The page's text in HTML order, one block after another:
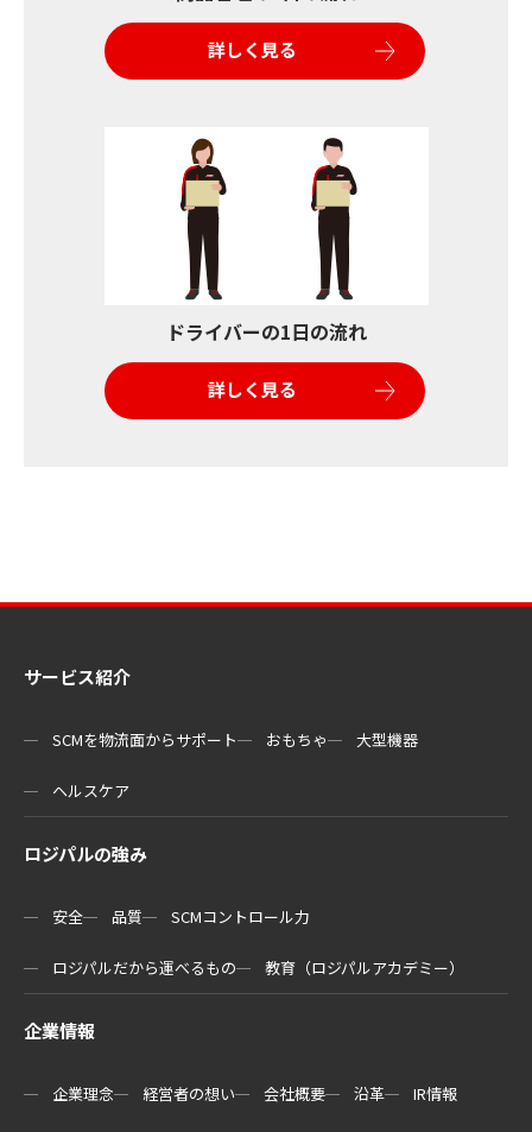
詳しく見る
ドライバーの1日の流れ
詳しく見る
サービス紹介
SCMを物流⾯からサポート おもちゃ 大型機器
ヘルスケア
ロジパルの強み
安全 品質 SCMコントロール力
ロジパルだから運べるもの 教育（ロジパルアカデミー）
企業情報
企業理念 経営者の想い 会社概要 沿革 IR情報